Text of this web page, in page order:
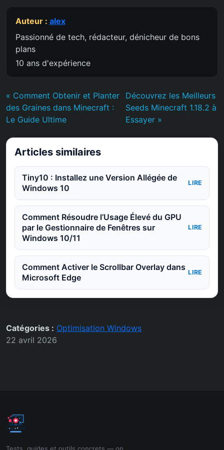
Auteur : alex
Passionné de tech, rédacteur, dénicheur de bons
plans
10 ans d'expérience
« Comment Obtenir et Planter
des Graines dans Minecraft :
Le Guide Ultime
Découvrez les Meilleurs
Seeds Minecraft 1.18.2 à
Essayer »
Articles similaires
Tiny10 : Installez une Version Allégée de
Windows 10
LIRE
Comment Résoudre l’Usage Élevé du GPU
par le Gestionnaire de Fenêtres sur
Windows 10/11
LIRE
Comment Activer le Scrollbar Overlay dans
Microsoft Edge
LIRE
Catégories : Optimisation Windows
22 avril 2026
Tests, guides et outils concrets — on